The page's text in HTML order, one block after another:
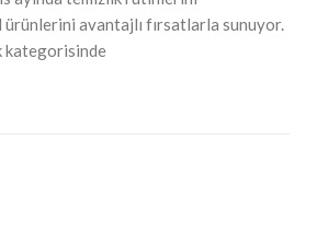
avantajlı fırsatlarla sunuyor.
kategorisinde